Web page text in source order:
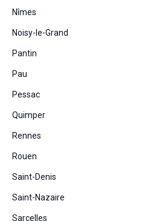
Nîmes
Noisy-le-Grand
Pantin
Pau
Pessac
Quimper
Rennes
Rouen
Saint-Denis
Saint-Nazaire
Sarcelles